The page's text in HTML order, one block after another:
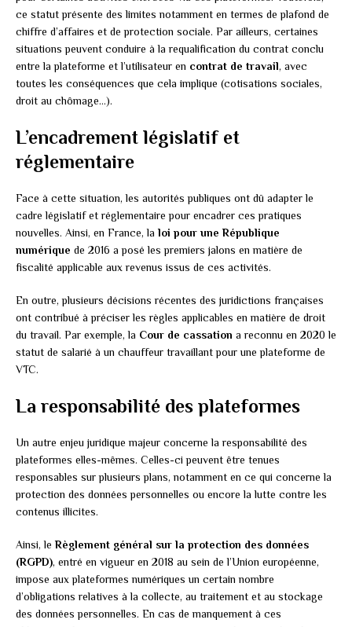
ce statut présente des limites notamment en termes de plafond de
chiffre d’affaires et de protection sociale. Par ailleurs, certaines
situations peuvent conduire à la requalification du contrat conclu
entre la plateforme et l’utilisateur en contrat de travail, avec
toutes les conséquences que cela implique (cotisations sociales,
droit au chômage…).
L’encadrement législatif et
réglementaire
Face à cette situation, les autorités publiques ont dû adapter le
cadre législatif et réglementaire pour encadrer ces pratiques
nouvelles. Ainsi, en France, la loi pour une République
numérique de 2016 a posé les premiers jalons en matière de
fiscalité applicable aux revenus issus de ces activités.
En outre, plusieurs décisions récentes des juridictions françaises
ont contribué à préciser les règles applicables en matière de droit
du travail. Par exemple, la Cour de cassation a reconnu en 2020 le
statut de salarié à un chauffeur travaillant pour une plateforme de
VTC.
La responsabilité des plateformes
Un autre enjeu juridique majeur concerne la responsabilité des
plateformes elles-mêmes. Celles-ci peuvent être tenues
responsables sur plusieurs plans, notamment en ce qui concerne la
protection des données personnelles ou encore la lutte contre les
contenus illicites.
Ainsi, leRèglement général sur la protection des données
(RGPD), entré en vigueur en 2018 au sein de l’Union européenne,
impose aux plateformes numériques un certain nombre
d’obligations relatives à la collecte, au traitement et au stockage
des données personnelles. En cas de manquement à ces